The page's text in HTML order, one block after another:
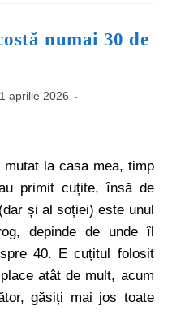
numai 30 de
aprilie 2026
la casa mea, timp
primit cuțite, însă de
și al soției) este unul
depinde de unde îl
40. E cuțitul folosit
atât de mult, acum
găsiți mai jos toate